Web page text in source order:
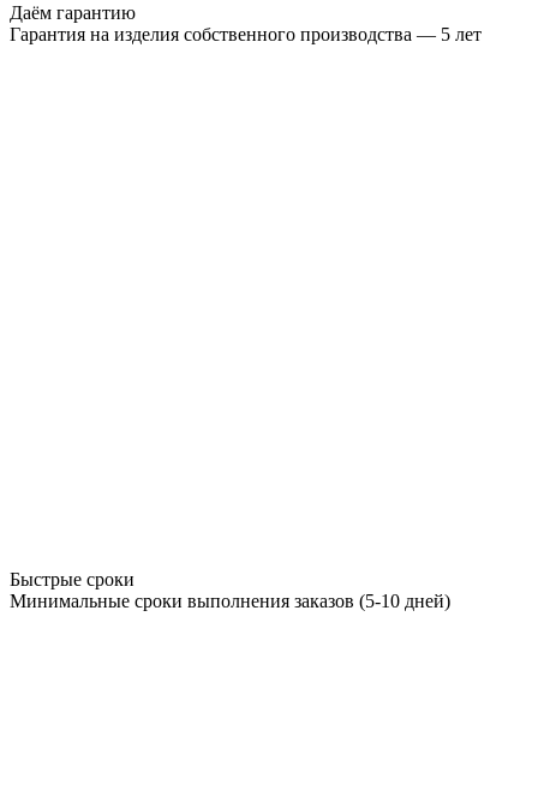
Даём гарантию
Гарантия на изделия собственного производства — 5 лет
Быстрые сроки
Минимальные сроки выполнения заказов (5-10 дней)